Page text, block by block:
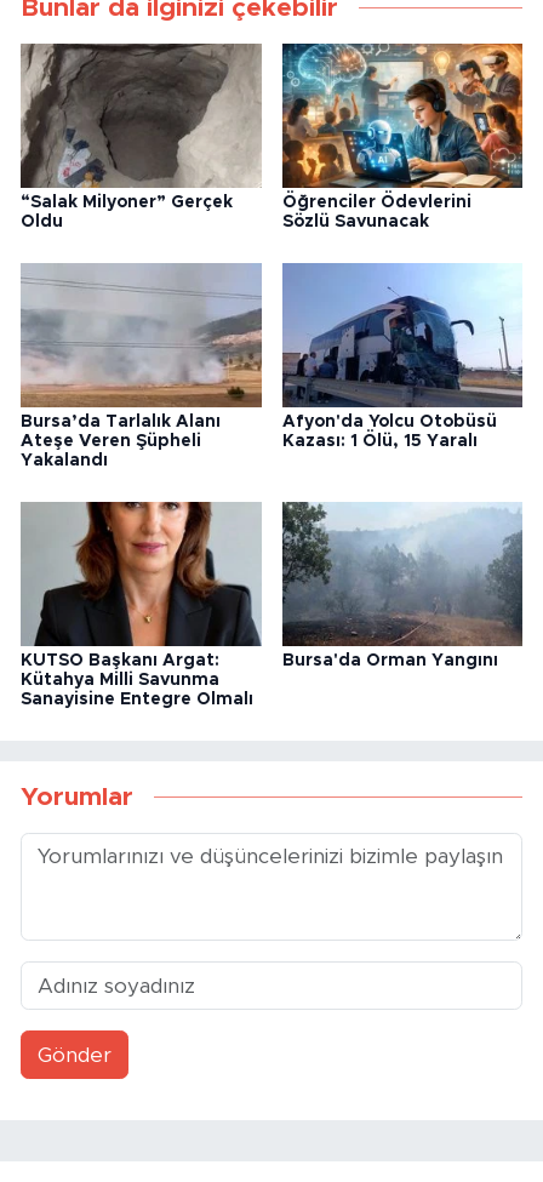
Bunlar da ilginizi çekebilir
“Salak Milyoner” Gerçek
Oldu
Öğrenciler Ödevlerini
Sözlü Savunacak
Bursa’da Tarlalık Alanı
Ateşe Veren Şüpheli
Yakalandı
Afyon'da Yolcu Otobüsü
Kazası: 1 Ölü, 15 Yaralı
KUTSO Başkanı Argat:
Kütahya Milli Savunma
Sanayisine Entegre Olmalı
Bursa'da Orman Yangını
Yorumlar
Gönder